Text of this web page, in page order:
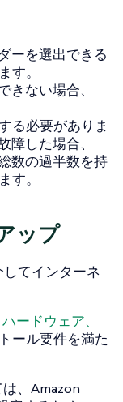
ーを選出できる
す。
ない場合、
る必要がありま
した場合、
数の過半数を持
す。
ップ
てインターネ
ードウェア、
ール要件を満た
、Amazon